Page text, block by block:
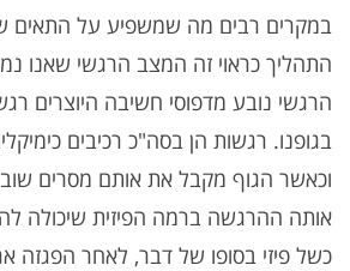
במקרים רבים מה שמשפיע על התאים
התהליך כראוי זה המצב הרגשי שאנו
הרגשי נובע מדפוסי חשיבה היוצרים
בגופנו. רגשות הן בסה"כ רכיבים
וכאשר הגוף מקבל את אותם מסרים
אותה ההרגשה ברמה הפיזית שיכולה
כשל פיזי בסופו של דבר, לאחר הפגזה